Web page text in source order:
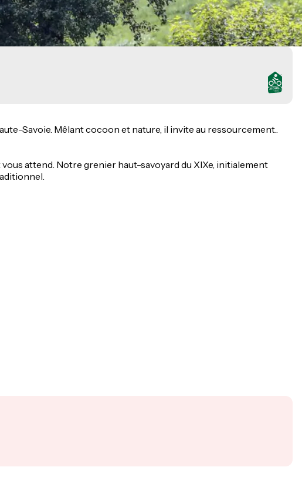
Savoie. Mêlant cocoon et nature, il invite au ressourcement..
attend. Notre grenier haut-savoyard du XIXe, initialement